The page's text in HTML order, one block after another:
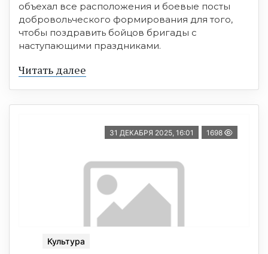
объехал все расположения и боевые посты
добровольческого формирования для того,
чтобы поздравить бойцов бригады с
наступающими праздниками.
Читать далее
31 ДЕКАБРЯ 2025, 16:01 1698
Культура